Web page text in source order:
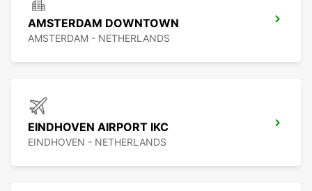
AMSTERDAM DOWNTOWN
AMSTERDAM - NETHERLANDS
EINDHOVEN AIRPORT IKC
EINDHOVEN - NETHERLANDS